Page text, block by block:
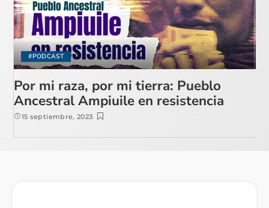
#PODCAST
Por mi raza, por mi tierra: Pueblo
Ancestral Ampiuile en resistencia
15 septiembre, 2023